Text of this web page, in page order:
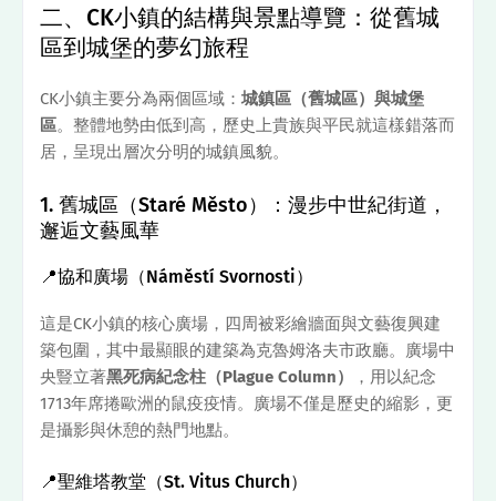
二、CK小鎮的結構與景點導覽：從舊城
區到城堡的夢幻旅程
CK小鎮主要分為兩個區域： 城鎮區（舊城區） 與城堡
區。整體地勢由低到高，歷史上貴族與平民就這樣錯落而
居，呈現出層次分明的城鎮風貌。
1. 舊城區（Staré Město）：漫步中世紀街道，
邂逅文藝風華
📍協和廣場（Náměstí Svornosti）
這是CK小鎮的核心廣場，四周被彩繪牆面與文藝復興建
築包圍，其中最顯眼的建築為克魯姆洛夫市政廳。廣場中
央豎立著黑死病紀念柱（Plague Column）
，用以紀念
1713年席捲歐洲的鼠疫疫情。廣場不僅是歷史的縮影，更
是攝影與休憩的熱門地點。
📍聖維塔教堂（St. Vitus Church）